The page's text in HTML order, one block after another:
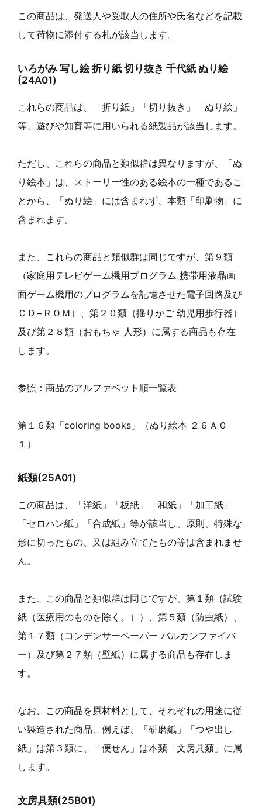
この商品は、発送人や受取人の住所や氏名などを記載
して荷物に添付する札が該当します。
いろがみ 写し絵 折り紙 切り抜き 千代紙 ぬり絵
(24A01)
これらの商品は、「折り紙」「切り抜き」「ぬり絵」
等、遊びや知育等に用いられる紙製品が該当します。
ただし、これらの商品と類似群は異なりますが、「ぬ
り絵本」は、ストーリー性のある絵本の一種であるこ
とから、「ぬり絵」には含まれず、本類「印刷物」に
含まれます。
また、これらの商品と類似群は同じですが、第９類
（家庭用テレビゲーム機用プログラム 携帯用液晶画
面ゲーム機用のプログラムを記憶させた電子回路及び
ＣＤ−ＲＯＭ）、第２０類（揺りかご 幼児用歩行器）
及び第２８類（おもちゃ 人形）に属する商品も存在
します。
参照：商品のアルファベット順一覧表
第１６類「coloring books」（ぬり絵本 ２６Ａ０
１）
紙類(25A01)
この商品は、「洋紙」「板紙」「和紙」「加工紙」
「セロハン紙」「合成紙」等が該当し、原則、特殊な
形に切ったもの、又は組み立てたもの等は含まれませ
ん。
また、この商品と類似群は同じですが、第１類（試験
紙（医療用のものを除く。））、第５類（防虫紙）、
第１７類（コンデンサーペーパー バルカンファイバ
ー）及び第２７類（壁紙）に属する商品も存在しま
す。
なお、この商品を原材料として、それぞれの用途に従
い製造された商品、例えば、「研磨紙」「つや出し
紙」は第３類に、「便せん」は本類「文房具類」に属
します。
文房具類(25B01)